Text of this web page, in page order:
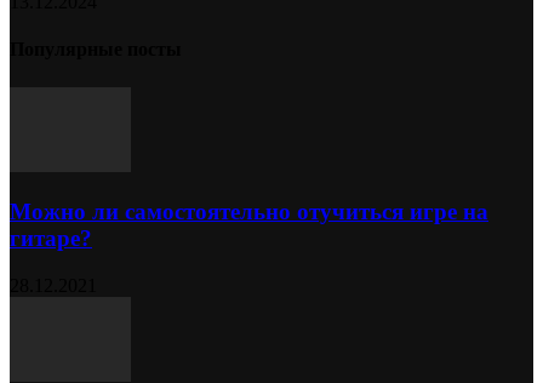
Можно ли самостоятельно отучиться игре на
гитаре?